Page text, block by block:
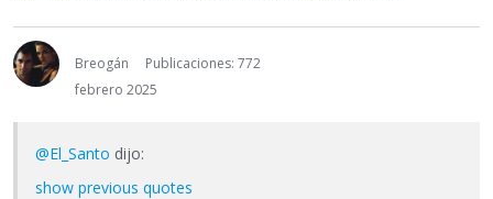
Breogán
Publicaciones: 772
febrero 2025
@El_Santo dijo:
show previous quotes